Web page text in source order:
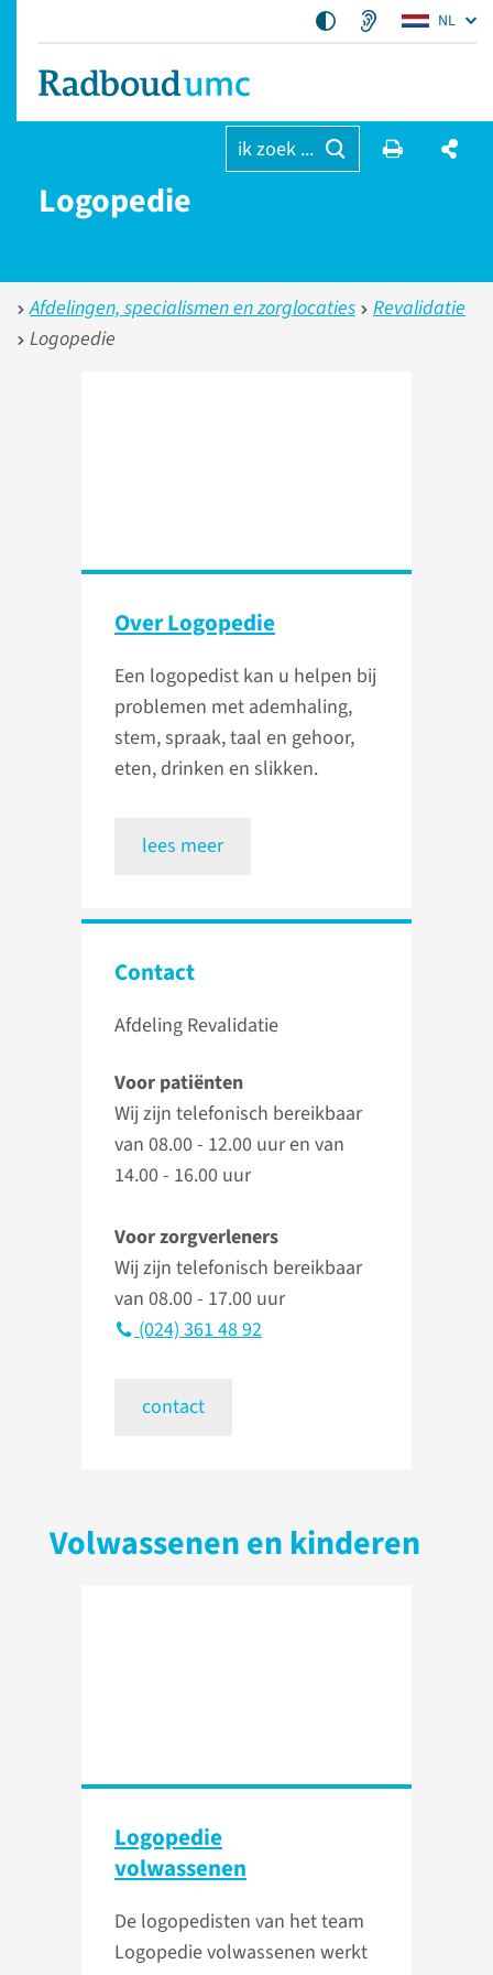
NL
ik zoek ...
Logopedie
Afdelingen, specialismen en zorglocaties
Revalidatie
Logopedie
Over Logopedie
Een logopedist kan u helpen bij
problemen met ademhaling,
stem, spraak, taal en gehoor,
eten, drinken en slikken.
lees meer
Contact
Afdeling Revalidatie
Voor patiënten
Wij zijn telefonisch bereikbaar
van 08.00 - 12.00 uur en van
14.00 - 16.00 uur
Voor zorgverleners
Wij zijn telefonisch bereikbaar
van 08.00 - 17.00 uur
(024) 361 48 92
contact
Volwassenen en kinderen
Logopedie
volwassenen
De logopedisten van het team
Logopedie volwassenen werkt